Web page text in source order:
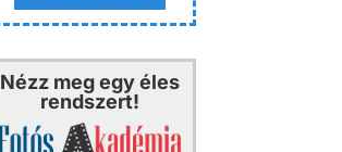
Nézz meg egy éles
rendszert!